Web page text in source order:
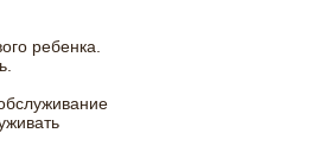
ребенка.